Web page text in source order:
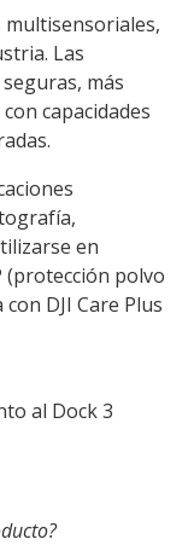
multisensoriales,
Las
más
capacidades
en
(protección polvo
DJI Care Plus
al Dock 3